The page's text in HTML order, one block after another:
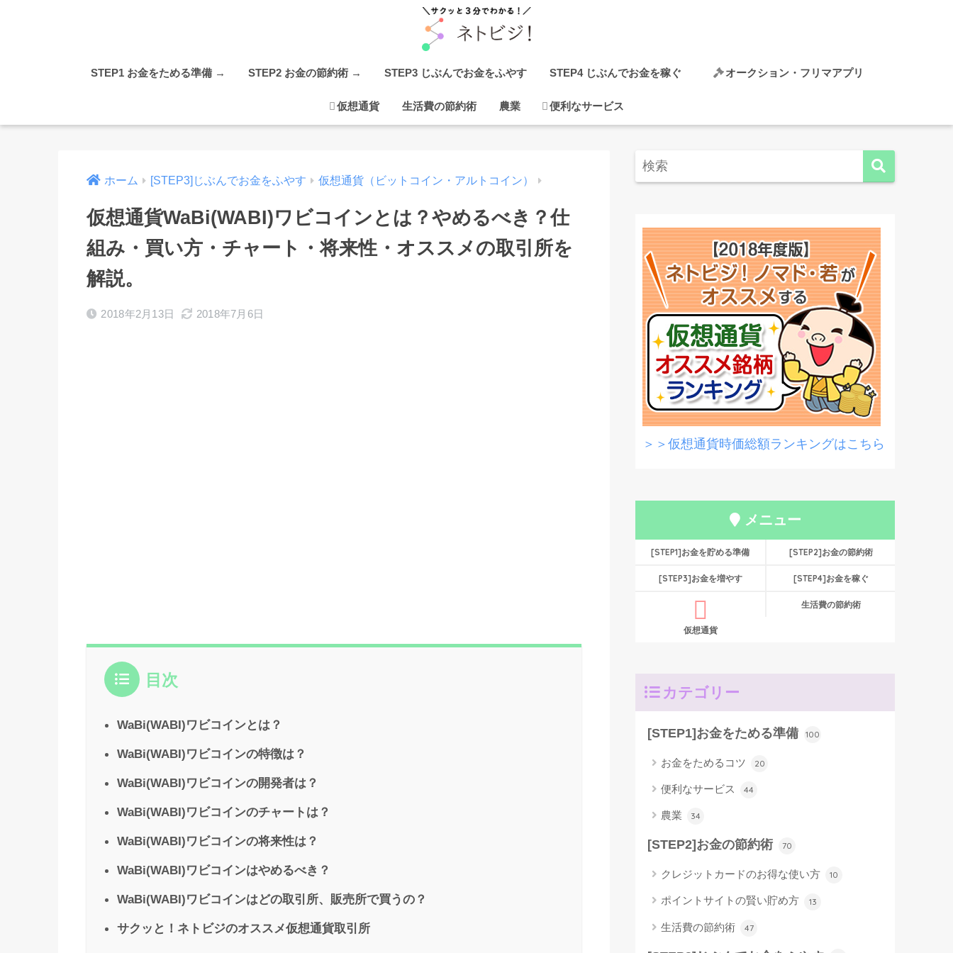
STEP1 お金をためる準備 → STEP2 お金の節約術 → STEP3 じぶんでお金をふやす STEP4 じぶんでお金を稼ぐ オークション・フリマアプリ
仮想通貨 生活費の節約術 農業 便利なサービス
ホーム [STEP3]じぶんでお金をふやす 仮想通貨（ビットコイン・アルトコイン）
仮想通貨WaBi(WABI)ワビコインとは？やめるべき？仕
組み・買い方・チャート・将来性・オススメの取引所を
解説。
2018年2月13日 2018年7月6日
目次
WaBi(WABI)ワビコインとは？
WaBi(WABI)ワビコインの特徴は？
WaBi(WABI)ワビコインの開発者は？
WaBi(WABI)ワビコインのチャートは？
WaBi(WABI)ワビコインの将来性は？
WaBi(WABI)ワビコインはやめるべき？
WaBi(WABI)ワビコインはどの取引所、販売所で買うの？
サクッと！ネトビジのオススメ仮想通貨取引所
＞＞仮想通貨時価総額ランキングはこちら
メニュー
[STEP1]お金を貯める準備 [STEP2]お金の節約術
[STEP3]お金を増やす [STEP4]お金を稼ぐ
仮想通貨
生活費の節約術
カテゴリー
[STEP1]お金をためる準備 100
お金をためるコツ 20
便利なサービス 44
農業 34
[STEP2]お金の節約術 70
クレジットカードのお得な使い方 10
ポイントサイトの賢い貯め方 13
生活費の節約術 47